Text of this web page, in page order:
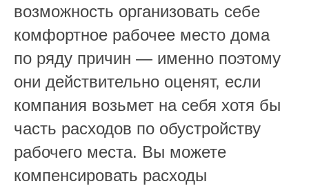
возможность организовать себе
комфортное рабочее место дома
по ряду причин — именно поэтому
они действительно оценят, если
компания возьмет на себя хотя бы
часть расходов по обустройству
рабочего места. Вы можете
компенсировать расходы